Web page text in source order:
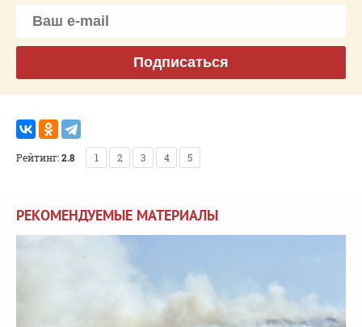
Подписаться
Рейтинг:2.8 1 2 3 4 5
РЕКОМЕНДУЕМЫЕ МАТЕРИАЛЫ